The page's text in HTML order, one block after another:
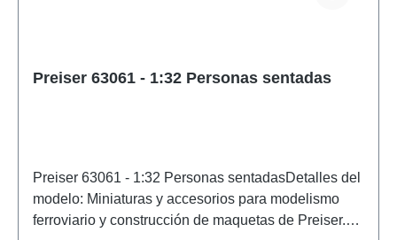
Preiser 63061 - 1:32 Personas sentadas
Preiser 63061 - 1:32 Personas sentadasDetalles del
modelo: Miniaturas y accesorios para modelismo
ferroviario y construcción de maquetas de Preiser.